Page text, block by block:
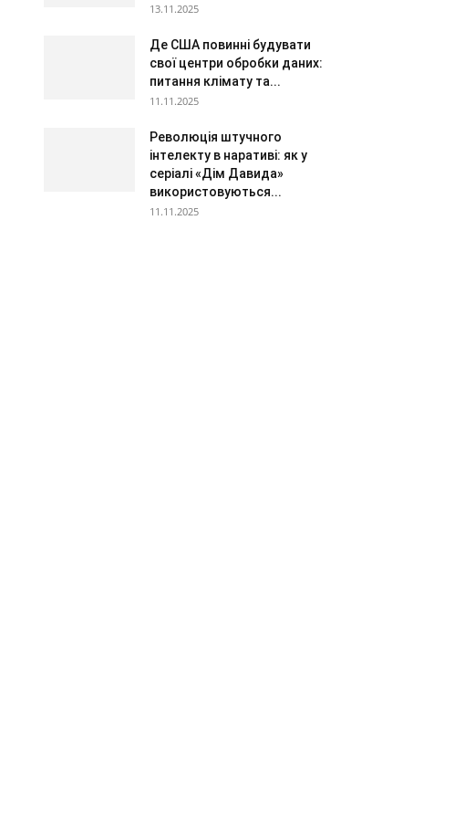
13.11.2025
Де США повинні будувати
свої центри обробки даних:
питання клімату та...
11.11.2025
Революція штучного
інтелекту в наративі: як у
серіалі «Дім Давида»
використовуються...
11.11.2025